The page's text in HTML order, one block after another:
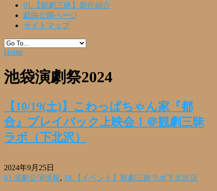
01.【観劇三昧】新作紹介
戯曲公開ページ
サイトマップ
Home
池袋演劇祭2024
【10/19(土)】こわっぱちゃん家『都
合』プレイバック上映会！＠観劇三昧
ラボ（下北沢）
2024年9月25日
03.演劇公演情報, 18.【イベント】観劇三昧ラボ下北沢店